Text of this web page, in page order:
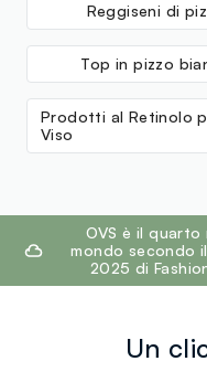
Reggiseni di
Top in pizzo
Prodotti al Retinolo
Viso
footer.ariatitleOVS è il
mondo secondo
2025 di
Un